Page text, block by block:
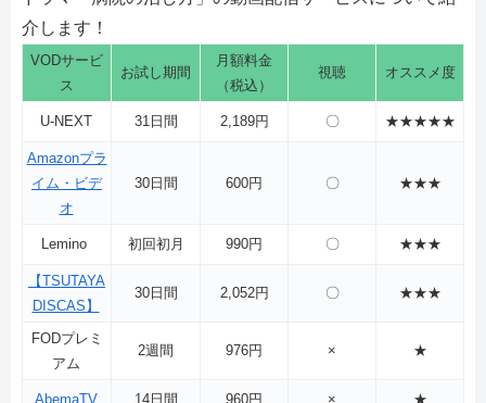
介します！
VODサービ
ス
お試し期間
月額料金
（税込）
視聴 オススメ度
U-NEXT 31日間 2,189円 〇 ★★★★★
Amazonプラ
イム・ビデ
オ
30日間 600円 〇 ★★★
Lemino 初回初月 990円 〇 ★★★
【TSUTAYA
DISCAS】
30日間 2,052円 〇 ★★★
FODプレミ
アム
2週間 976円 × ★
AbemaTV 14日間 960円 × ★